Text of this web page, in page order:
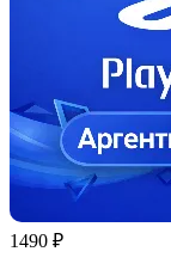
1490 ₽